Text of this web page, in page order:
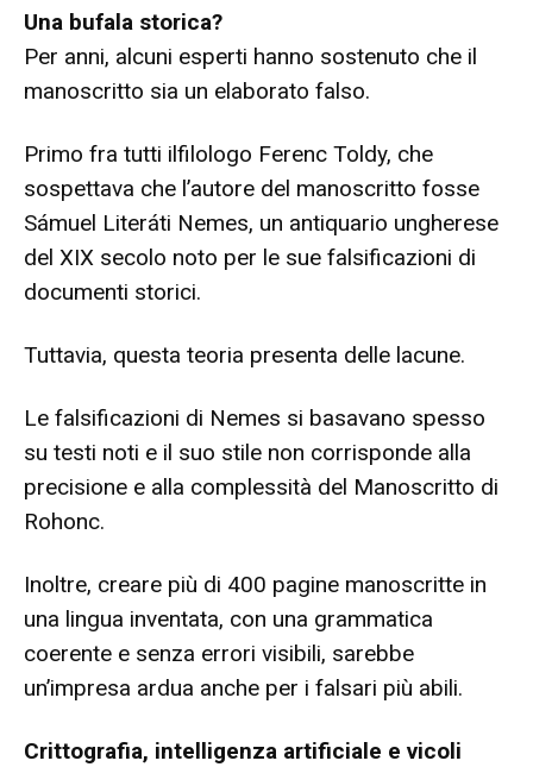
Una bufala storica?
Per anni, alcuni esperti hanno sostenuto che il
manoscritto sia un elaborato falso.
Primo fra tutti il​​filologo Ferenc Toldy, che
sospettava che l’autore del manoscritto fosse
Sámuel Literáti Nemes, un antiquario ungherese
del XIX secolo noto per le sue falsificazioni di
documenti storici.
Tuttavia, questa teoria presenta delle lacune.
Le falsificazioni di Nemes si basavano spesso
su testi noti e il suo stile non corrisponde alla
precisione e alla complessità del Manoscritto di
Rohonc.
Inoltre, creare più di 400 pagine manoscritte in
una lingua inventata, con una grammatica
coerente e senza errori visibili, sarebbe
un’impresa ardua anche per i falsari più abili.
Crittografia, intelligenza artificiale e vicoli